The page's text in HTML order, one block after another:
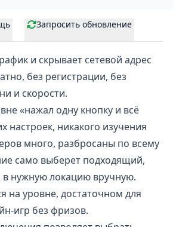
Запросить обновление
и скрывает сетевой адрес
без регистрации, без
и скорости.
«нажал одну кнопку и всё
настроек, никакого изучения
много, разбросаны по всему
само выберет подходящий,
в нужную локацию вручную.
на уровне, достаточном для
игр без фризов.